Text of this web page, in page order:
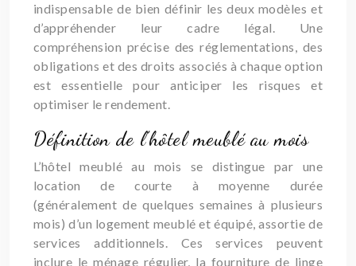
indispensable de bien définir les deux modèles et
d’appréhender leur cadre légal. Une
compréhension précise des réglementations, des
obligations et des droits associés à chaque option
est essentielle pour anticiper les risques et
optimiser le rendement.
Définition de l’hôtel meublé au mois
L’hôtel meublé au mois se distingue par une
location de courte à moyenne durée
(généralement de quelques semaines à plusieurs
mois) d’un logement meublé et équipé, assortie de
services additionnels. Ces services peuvent
inclure le ménage régulier, la fourniture de linge